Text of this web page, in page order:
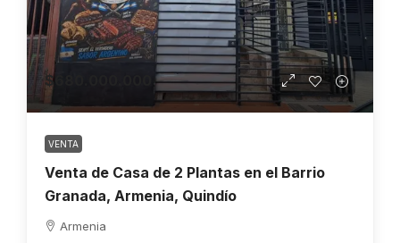
$680.000.000
VENTA
Venta de Casa de 2 Plantas en el Barrio
Granada, Armenia, Quindío
Armenia